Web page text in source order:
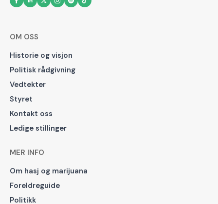
OM OSS
Historie og visjon
Politisk rådgivning
Vedtekter
Styret
Kontakt oss
Ledige stillinger
MER INFO
Om hasj og marijuana
Foreldreguide
Politikk